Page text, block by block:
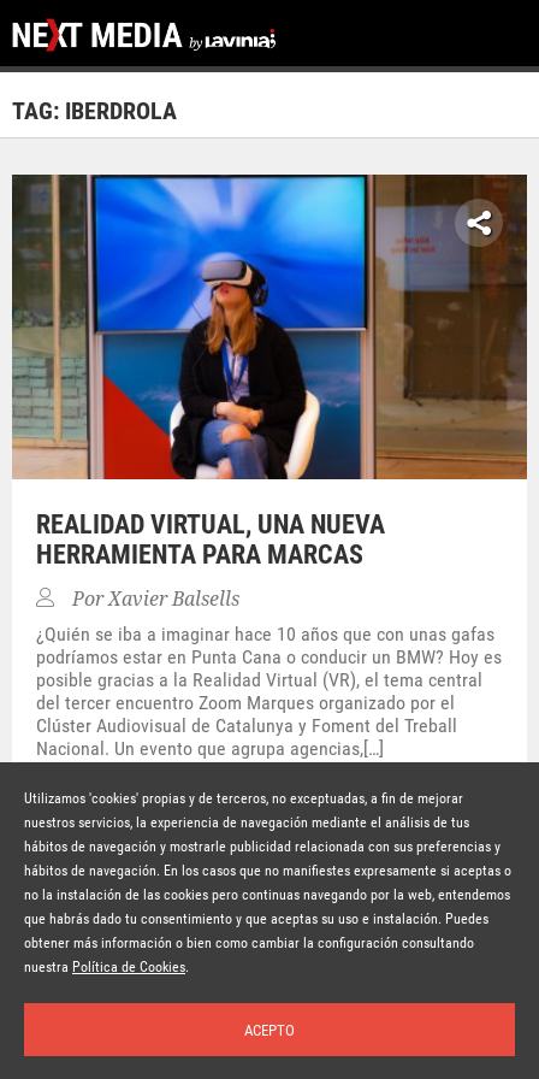
Inicio Temas Autores Nosotros Buscar Suscríbete
TAG: IBERDROLA
REALIDAD VIRTUAL, UNA NUEVA
HERRAMIENTA PARA MARCAS
PorXavier Balsells
¿Quién se iba a imaginar hace 10 años que con unas gafas
podríamos estar en Punta Cana o conducir un BMW? Hoy es
posible gracias a la Realidad Virtual (VR), el tema central
del tercer encuentro Zoom Marques organizado por el
Clúster Audiovisual de Catalunya y Foment del Treball
Nacional. Un evento que agrupa agencias,[…]
Suscríbete a la newsletter
© Copyright Lavinia 2026 –www.lavinia.tc
Nota Legal
Contacto Política de privacidad
Condiciones de uso
Utilizamos 'cookies' propias y de terceros, no exceptuadas, a fin de mejorar
nuestros servicios, la experiencia de navegación mediante el análisis de tus
hábitos de navegación y mostrarle publicidad relacionada con sus preferencias y
hábitos de navegación. En los casos que no manifiestes expresamente si aceptas o
no la instalación de las cookies pero continuas navegando por la web, entendemos
que habrás dado tu consentimiento y que aceptas su uso e instalación. Puedes
obtener más información o bien como cambiar la configuración consultando
nuestra Política de Cookies.
ACEPTO